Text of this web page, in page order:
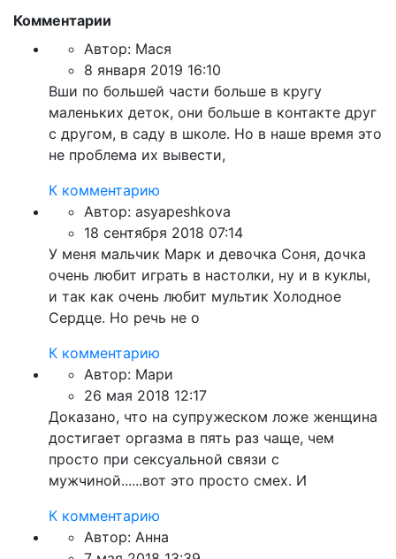
Комментарии
Автор: Мася
8 января 2019 16:10
Вши по большей части больше в кругу
маленьких деток, они больше в контакте друг
с другом, в саду в школе. Но в наше время это
не проблема их вывести,
К комментарию
Автор: asyapeshkova
18 сентября 2018 07:14
У меня мальчик Марк и девочка Соня, дочка
очень любит играть в настолки, ну и в куклы,
и так как очень любит мультик Холодное
Сердце. Но речь не о
К комментарию
Автор: Мари
26 мая 2018 12:17
Доказано, что на супружеском ложе женщина
достигает оргазма в пять раз чаще, чем
просто при сексуальной связи с
мужчиной......вот это просто смех. И
К комментарию
Автор: Анна